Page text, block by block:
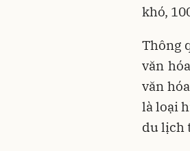
khó,
Thông
văn
văn
là loại
du lịch